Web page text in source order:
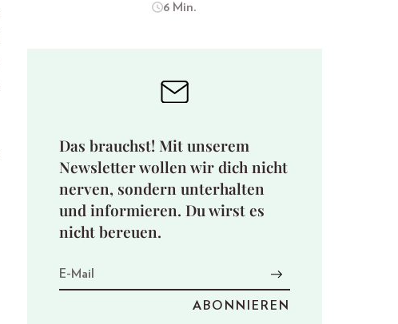
6 Min.
Das brauchst! Mit unserem
Newsletter wollen wir dich nicht
nerven, sondern unterhalten
und informieren. Du wirst es
nicht bereuen.